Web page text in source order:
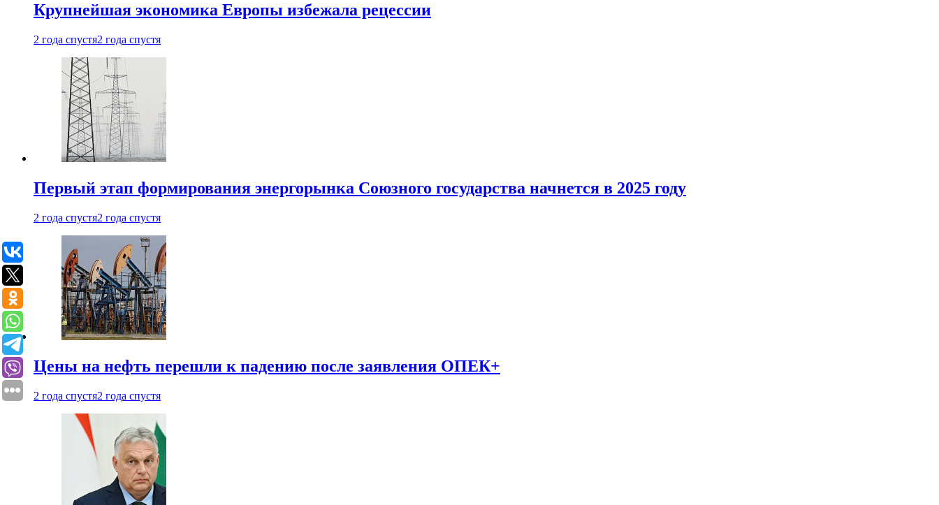
Крупнейшая экономика Европы избежала рецессии
2 года спустя2 года спустя
Первый этап формирования энергорынка Союзного государства начнется в 2025 году
2 года спустя2 года спустя
Цены на нефть перешли к падению после заявления ОПЕК+
2 года спустя2 года спустя